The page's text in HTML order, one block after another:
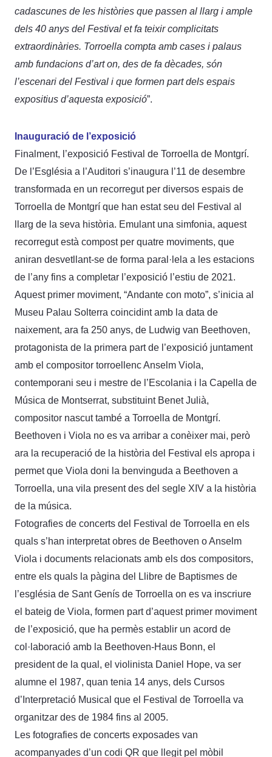
cadascunes de les històries que passen al llarg i ample
dels 40 anys del Festival et fa teixir complicitats
extraordinàries. Torroella compta amb cases i palaus
amb fundacions d’art on, des de fa dècades, són
l’escenari del Festival i que formen part dels espais
expositius d’aquesta exposició”.
Inauguració de l’exposició
Finalment, l’exposició Festival de Torroella de Montgrí.
De l’Església a l’Auditori s’inaugura l’11 de desembre
transformada en un recorregut per diversos espais de
Torroella de Montgrí que han estat seu del Festival al
llarg de la seva història. Emulant una simfonia, aquest
recorregut està compost per quatre moviments, que
aniran desvetllant-se de forma paral·lela a les estacions
de l’any fins a completar l’exposició l’estiu de 2021.
Aquest primer moviment, “Andante con moto”, s’inicia al
Museu Palau Solterra coincidint amb la data de
naixement, ara fa 250 anys, de Ludwig van Beethoven,
protagonista de la primera part de l’exposició juntament
amb el compositor torroellenc Anselm Viola,
contemporani seu i mestre de l’Escolania i la Capella de
Música de Montserrat, substituint Benet Julià,
compositor nascut també a Torroella de Montgrí.
Beethoven i Viola no es va arribar a conèixer mai, però
ara la recuperació de la història del Festival els apropa i
permet que Viola doni la benvinguda a Beethoven a
Torroella, una vila present des del segle XIV a la història
de la música.
Fotografies de concerts del Festival de Torroella en els
quals s’han interpretat obres de Beethoven o Anselm
Viola i documents relacionats amb els dos compositors,
entre els quals la pàgina del Llibre de Baptismes de
l’església de Sant Genís de Torroella on es va inscriure
el bateig de Viola, formen part d’aquest primer moviment
de l’exposició, que ha permès establir un acord de
col·laboració amb la Beethoven-Haus Bonn, el
president de la qual, el violinista Daniel Hope, va ser
alumne el 1987, quan tenia 14 anys, dels Cursos
d’Interpretació Musical que el Festival de Torroella va
organitzar des de 1984 fins al 2005.
Les fotografies de concerts exposades van
acompanyades d’un codi QR que llegit pel mòbil